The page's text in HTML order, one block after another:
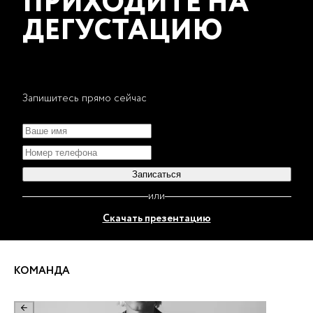
ДЕГУСТАЦИЮ
Запишитесь прямо сейчас
Записаться
или
Скачать презентацию
КОМАНДА